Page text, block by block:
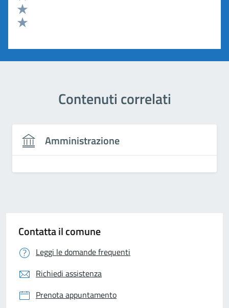
Valuta 3 stelle su 5
Valuta 2 stelle su 5
Contenuti correlati
Amministrazione
Contatta il comune
Leggi le domande frequenti
Richiedi assistenza
Prenota appuntamento